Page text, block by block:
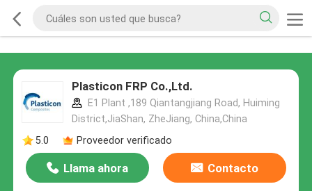
Plasticon FRP Co.,Ltd.
E1 Plant ,189 Qiantangjiang Road, Huiming
District,JiaShan, ZheJiang, China,China
5.0
Proveedor verificado
Llama ahora Contacto